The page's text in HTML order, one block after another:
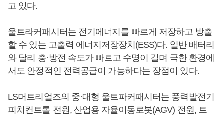
고 있다.
울트라커패시터는 전기에너지를 빠르게 저장하고 방출
할 수 있는 고출력 에너지저장장치(ESS)다. 일반 배터리
와 달리 충·방전 속도가 빠르고 수명이 길며 극한 환경에
서도 안정적인 전력공급이 가능하다는 장점이 있다.
LS머트리얼즈의 중·대형 울트파커패시터는 풍력발전기
피치컨트롤 전원, 산업용 자율이동로봇(AGV) 전원, 트